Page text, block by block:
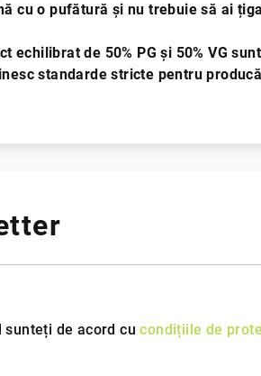
cu o pufătură și nu trebuie să ai
echilibrat de 50% PG și 50% VG
standarde stricte pentru
sunteți de acord cucondițiile de